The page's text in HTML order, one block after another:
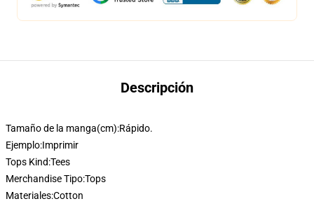
Descripción
Tamaño de la manga(cm):Rápido.
Ejemplo:Imprimir
Tops Kind:Tees
Merchandise Tipo:Tops
Materiales:Cotton